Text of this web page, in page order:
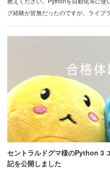
グ経験が皆無だったのですが、ライブ
セントラルドグマ様のPython 3
記を公開しました